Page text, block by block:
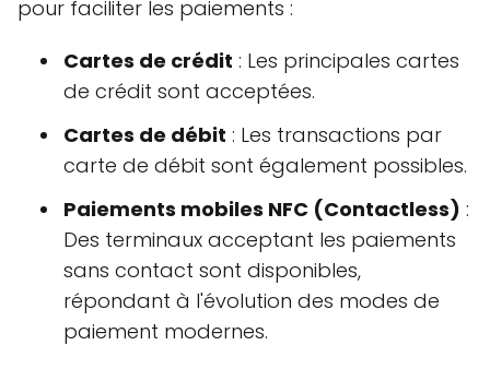
pour faciliter les paiements :
Cartes de crédit : Les principales cartes
de crédit sont acceptées.
Cartes de débit : Les transactions par
carte de débit sont également possibles.
Paiements mobiles NFC (Contactless) :
Des terminaux acceptant les paiements
sans contact sont disponibles,
répondant à l'évolution des modes de
paiement modernes.